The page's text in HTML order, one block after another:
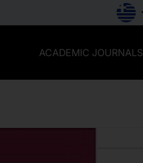
ACADEMIC JOURNALS